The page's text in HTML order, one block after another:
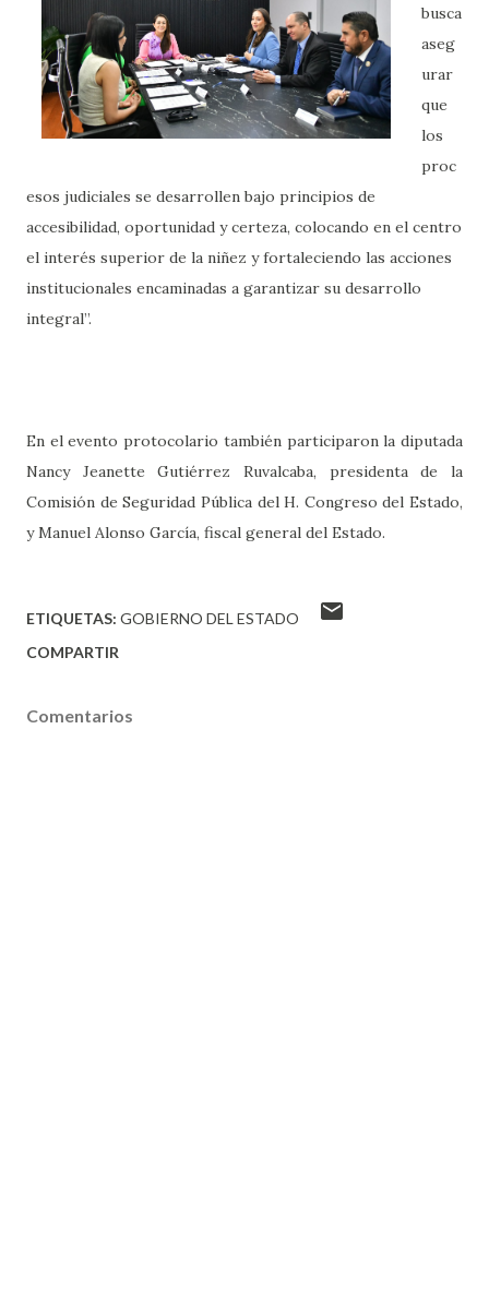
busca
aseg
urar
que
los
proc
esos judiciales se desarrollen bajo principios de
accesibilidad, oportunidad y certeza, colocando en el centro
el interés superior de la niñez y fortaleciendo las acciones
institucionales encaminadas a garantizar su desarrollo
integral”.
En el evento protocolario también participaron la diputada
Nancy Jeanette Gutiérrez Ruvalcaba, presidenta de la
Comisión de Seguridad Pública del H. Congreso del Estado,
y Manuel Alonso García, fiscal general del Estado.
ETIQUETAS: GOBIERNO DEL ESTADO
COMPARTIR
Comentarios